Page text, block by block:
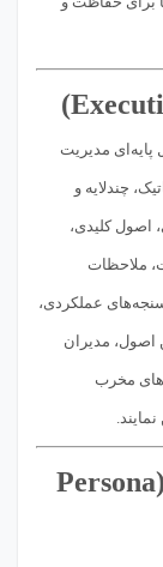
مدیریت
چندلایه و
اصول کلیدی،
ملاحظات
عملکردی،
اصول، مدیران
مخرب
مخاطب هدف و دردها/نیازها (Persona